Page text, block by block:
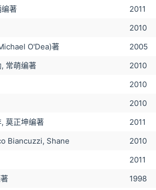
著
2011
2010
O'Dea)著
2005
常萌编著
2010
2010
2010
莫正坤编著
2011
Biancuzzi, Shane
2010
2011
1998